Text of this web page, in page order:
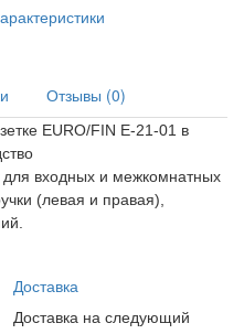
Отзывы (0)
EURO/FIN E-21-01 в
для входных и межкомнатных
(левая и правая),
Доставка
Доставка на следующий